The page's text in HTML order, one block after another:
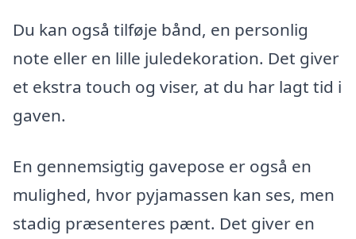
Du kan også tilføje bånd, en personlig
note eller en lille juledekoration. Det giver
et ekstra touch og viser, at du har lagt tid i
gaven.
En gennemsigtig gavepose er også en
mulighed, hvor pyjamassen kan ses, men
stadig præsenteres pænt. Det giver en